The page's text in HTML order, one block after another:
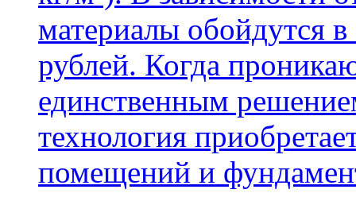
материалы обойдутся
рублей. Когда
единственным
технология
помещений и